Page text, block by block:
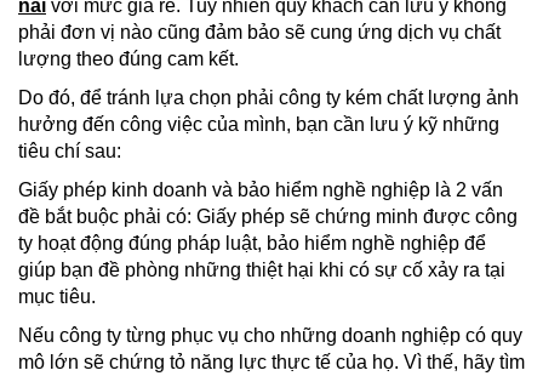
nai với mức giá rẻ. Tuy nhiên quý khách cần lưu ý không
phải đơn vị nào cũng đảm bảo sẽ cung ứng dịch vụ chất
lượng theo đúng cam kết.
Do đó, để tránh lựa chọn phải công ty kém chất lượng ảnh
hưởng đến công việc của mình, bạn cần lưu ý kỹ những
tiêu chí sau:
Giấy phép kinh doanh và bảo hiểm nghề nghiệp là 2 vấn
đề bắt buộc phải có: Giấy phép sẽ chứng minh được công
ty hoạt động đúng pháp luật, bảo hiểm nghề nghiệp để
giúp bạn đề phòng những thiệt hại khi có sự cố xảy ra tại
mục tiêu.
Nếu công ty từng phục vụ cho những doanh nghiệp có quy
mô lớn sẽ chứng tỏ năng lực thực tế của họ. Vì thế, hãy tìm